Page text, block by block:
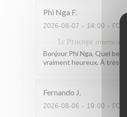
Phi Nga F
2026-08-07 - 14:00 -
Le Procope
Bonjour Phi Nga, Quel
vraiment heureux. À très
Fernando J
2026-08-06 - 19:00 -